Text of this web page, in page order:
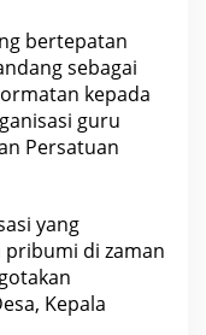
bertepatan
sebagai
kepada
guru
Persatuan
yang
di zaman
Kepala